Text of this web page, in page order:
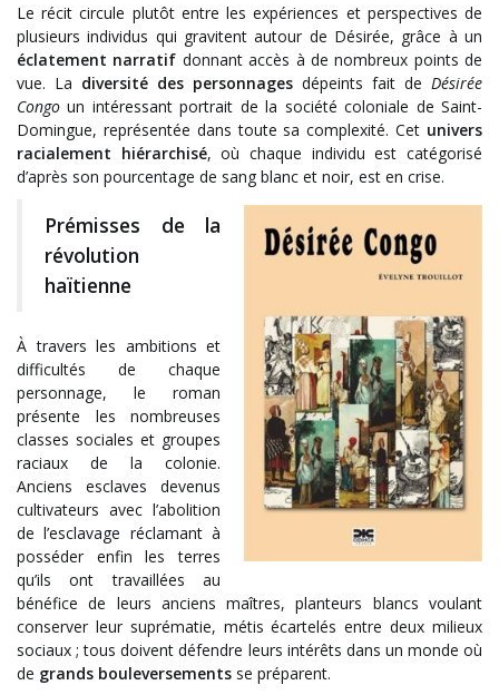
Le récit circule plutôt entre les expériences et perspectives de
plusieurs individus qui gravitent autour de Désirée, grâce à un
éclatement narratif donnant accès à de nombreux points de
vue. La diversité des personnages dépeints fait de Désirée
Congo un intéressant portrait de la société coloniale de Saint-
Domingue, représentée dans toute sa complexité. Cet univers
racialement hiérarchisé, où chaque individu est catégorisé
d’après son pourcentage de sang blanc et noir, est en crise.
Prémisses de la
révolution
haïtienne
À travers les ambitions et
difficultés de chaque
personnage, le roman
présente les nombreuses
classes sociales et groupes
raciaux de la colonie.
Anciens esclaves devenus
cultivateurs avec l’abolition
de l’esclavage réclamant à
posséder enfin les terres
qu’ils ont travaillées au
bénéfice de leurs anciens maîtres, planteurs blancs voulant
conserver leur suprématie, métis écartelés entre deux milieux
sociaux ; tous doivent défendre leurs intérêts dans un monde où
de grands bouleversements se préparent.